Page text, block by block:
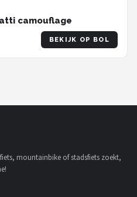
camouflage
BEKIJK OP BOL
mountainbike of stadsfiets zoekt,